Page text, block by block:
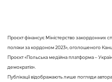
Проєкт фінансує Міністерство закордонних
поляки за кордоном 2023», оголошеного
Проєкт «Польська медійна платформа –
демократія».
Публікації відображають лише погляди